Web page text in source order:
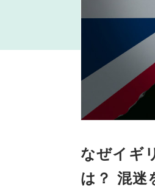
なぜイギ
は？ 混迷